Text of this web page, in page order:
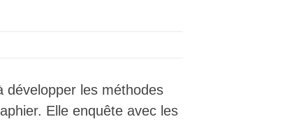
développer les méthodes
Elle enquête avec les